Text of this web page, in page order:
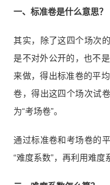
一、标准卷是什么意思？
其实，除了这四个场次
是不对外公开的，也不
来做，得出标准卷的平
卷，得出这四个场次试
为“考场卷”。
通过标准卷和考场卷的
“难度系数”，再利用难度